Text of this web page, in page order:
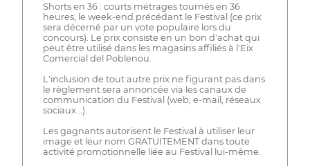
Shorts en 36 : courts métrages tournés en 36
heures, le week-end précédant le Festival (ce prix
sera décerné par un vote populaire lors du
concours). Le prix consiste en un bon d'achat qui
peut être utilisé dans les magasins affiliés à l'Eix
Comercial del Poblenou.
L'inclusion de tout autre prix ne figurant pas dans
le règlement sera annoncée via les canaux de
communication du Festival (web, e-mail, réseaux
sociaux...).
Les gagnants autorisent le Festival à utiliser leur
image et leur nom GRATUITEMENT dans toute
activité promotionnelle liée au Festival lui-même.